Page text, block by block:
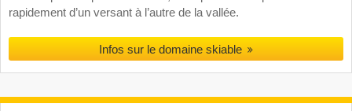
rapidement d’un versant à l’autre de la vallée.
Infos sur le domaine skiable